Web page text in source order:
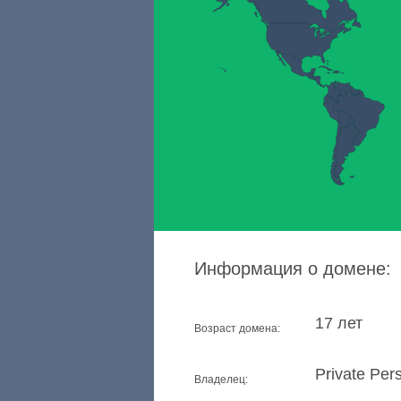
Информация о домене:
Возраст домена: 17 лет
Владелец: Private